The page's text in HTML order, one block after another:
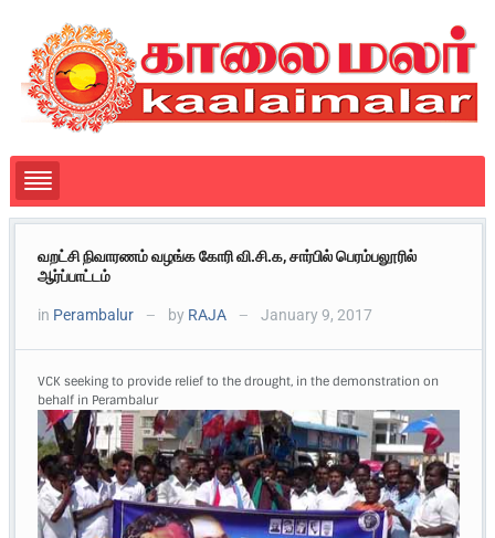
வறட்சி நிவாரணம் வழங்க கோரி வி.சி.க, சார்பில் பெரம்பலூரில்
ஆர்ப்பாட்டம்
in Perambalur — by RAJA — January 9, 2017
VCK seeking to provide relief to the drought, in the demonstration on
behalf in Perambalur